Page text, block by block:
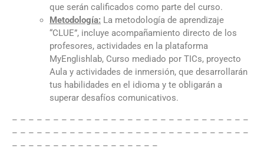
que serán calificados como parte del curso.
Metodología: La metodología de aprendizaje
“CLUE”, incluye acompañamiento directo de los
profesores, actividades en la plataforma
MyEnglishlab, Curso mediado por TICs, proyecto
Aula y actividades de inmersión, que desarrollarán
tus habilidades en el idioma y te obligarán a
superar desafíos comunicativos.
– – – – – – – – – – – – – – – – – – – – – – – – – – – – –
– – – – – – – – – – – – – – – – – – – – – – – – – – – – –
– – – – – – – – – – – – – – – – – –